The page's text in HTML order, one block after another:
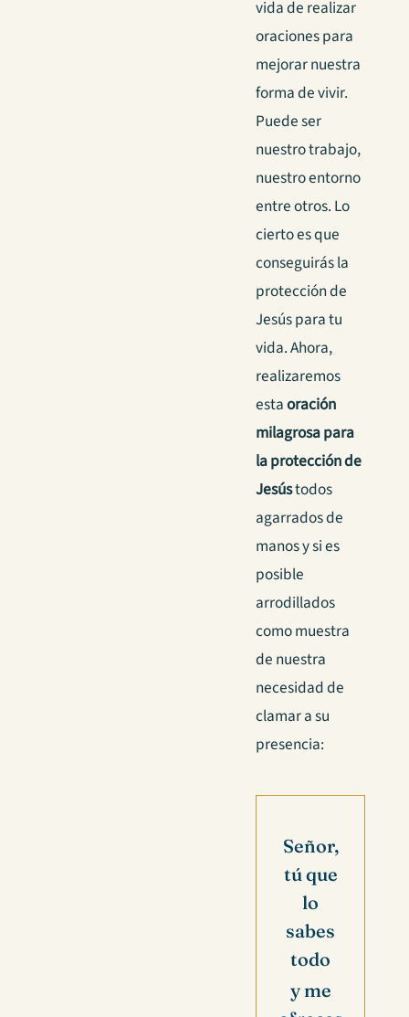
vida de realizar
oraciones para
mejorar nuestra
forma de vivir.
Puede ser
nuestro trabajo,
nuestro entorno
entre otros. Lo
cierto es que
conseguirás la
protección de
Jesús para tu
vida. Ahora,
realizaremos
estaoración
milagrosa para
la protección de
Jesústodos
agarrados de
manos y si es
posible
arrodillados
como muestra
de nuestra
necesidad de
clamar a su
presencia:
Señor,
tú que
lo
sabes
todo
y me